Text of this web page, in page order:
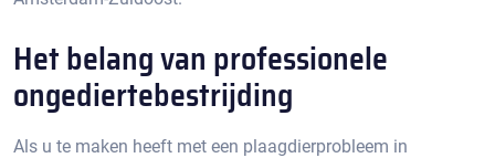
Het belang van professionele
ongediertebestrijding
Als u te maken heeft met een plaagdierprobleem in